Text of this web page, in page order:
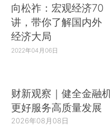
向松祚：宏观经济70
讲，带你了解国内外
经济大局
2022年04月06日
财新观察｜健全金融
更好服务高质量发展
2026年08月08日